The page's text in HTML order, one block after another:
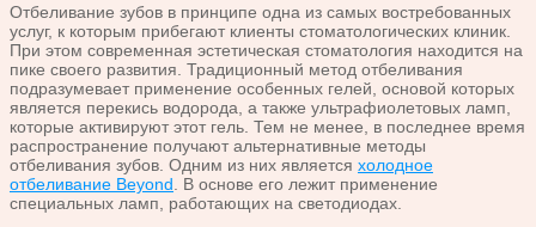
Отбеливание зубов в принципе одна из самых востребованных
услуг, к которым прибегают клиенты стоматологических клиник.
При этом современная эстетическая стоматология находится на
пике своего развития. Традиционный метод отбеливания
подразумевает применение особенных гелей, основой которых
является перекись водорода, а также ультрафиолетовых ламп,
которые активируют этот гель. Тем не менее, в последнее время
распространение получают альтернативные методы
отбеливания зубов. Одним из них является холодное
отбеливание Beyond . В основе его лежит применение
специальных ламп, работающих на светодиодах.